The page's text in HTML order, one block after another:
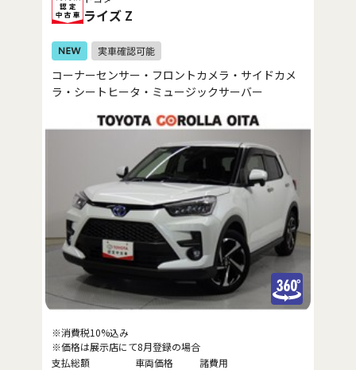
ライズ Z
コーナーセンサー・フロントカメラ・サイドカメ
ラ・シートヒータ・ミュージックサーバー
支払総額 車両価格 諸費用
※消費税10%込み
※価格は展示店にて8月登録の場合